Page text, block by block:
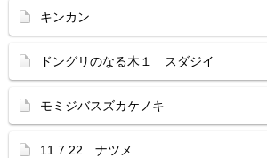
キンカン
ドングリのなる木１ スダジイ
モミジバスズカケノキ
11.7.22 ナツメ